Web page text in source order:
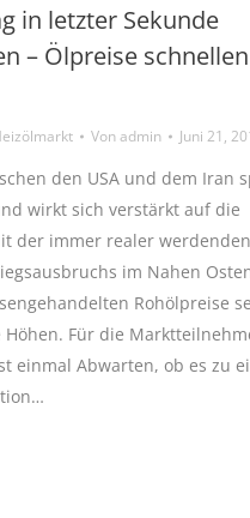
in letzter Sekunde
– Ölpreise schnellen
Vonadmin Juni 21,
den USA und dem Iran
wirkt sich verstärkt auf die
der immer realer werdenden
im Nahen
Rohölpreise
Höhen. Für die
einmal Abwarten, ob es zu